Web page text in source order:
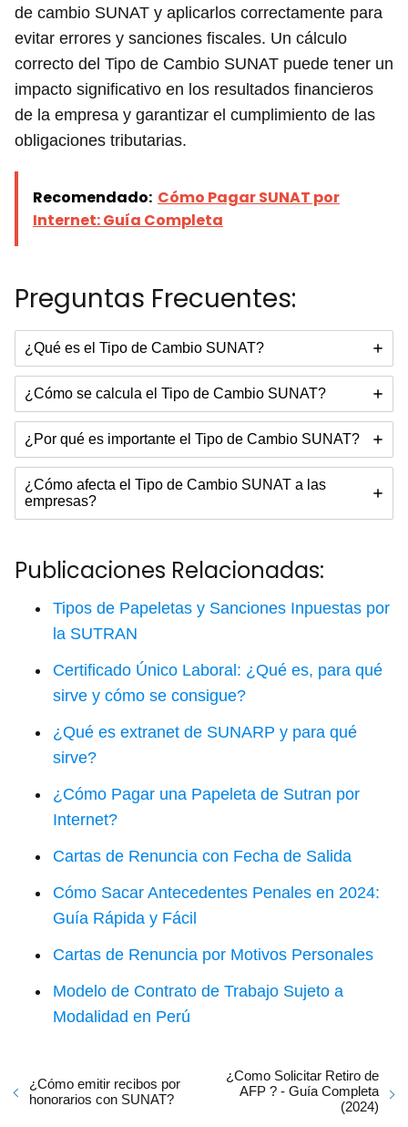
de cambio SUNAT y aplicarlos correctamente para
evitar errores y sanciones fiscales. Un cálculo
correcto del Tipo de Cambio SUNAT puede tener un
impacto significativo en los resultados financieros
de la empresa y garantizar el cumplimiento de las
obligaciones tributarias.
Recomendado: Cómo Pagar SUNAT por
Internet: Guía Completa
Preguntas Frecuentes:
¿Qué es el Tipo de Cambio SUNAT?
¿Cómo se calcula el Tipo de Cambio SUNAT?
¿Por qué es importante el Tipo de Cambio SUNAT?
¿Cómo afecta el Tipo de Cambio SUNAT a las
empresas?
Publicaciones Relacionadas:
Tipos de Papeletas y Sanciones Inpuestas por
la SUTRAN
Certificado Único Laboral: ¿Qué es, para qué
sirve y cómo se consigue?
¿Qué es extranet de SUNARP y para qué
sirve?
¿Cómo Pagar una Papeleta de Sutran por
Internet?
Cartas de Renuncia con Fecha de Salida
Cómo Sacar Antecedentes Penales en 2024:
Guía Rápida y Fácil
Cartas de Renuncia por Motivos Personales
Modelo de Contrato de Trabajo Sujeto a
Modalidad en Perú
¿Cómo emitir recibos por
honorarios con SUNAT?
¿Como Solicitar Retiro de
AFP ? - Guía Completa
(2024)